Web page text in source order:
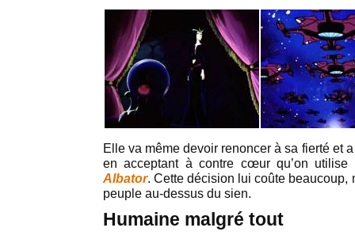
Elle va même devoir renoncer à sa fierté et
en acceptant à contre cœur qu’on utilise
Albator. Cette décision lui coûte beaucoup,
peuple au-dessus du sien.
Humaine malgré tout